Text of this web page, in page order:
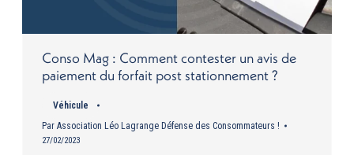
Conso Mag : Comment contester un avis de
paiement du forfait post stationnement ?
Véhicule
Par Association Léo Lagrange Défense des Consommateurs !
27/02/2023